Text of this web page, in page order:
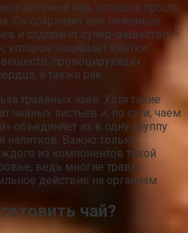
зеленый чай, который просто
Он сохраняет все полезные
и содержит супер-вещество —
которое защищает клетки
провоцирующих
а также рак.
травяных чаев. Хотя такие
чайных листьев и, по сути, чаем
объединяет их в одну группу
напитков. Важно только
из компонентов такой
ведь многие травы
действие на организм.
чай?